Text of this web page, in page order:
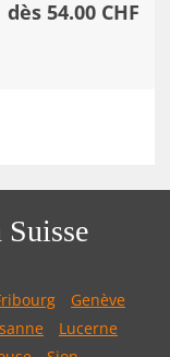
dès 54.00 CHF
Genève
Lucerne